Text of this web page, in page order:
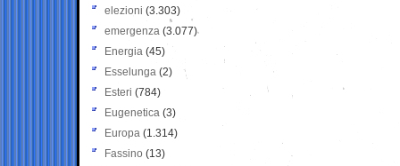
elezioni (3.303)
emergenza (3.077)
Energia (45)
Esselunga (2)
Esteri (784)
Eugenetica (3)
Europa (1.314)
Fassino (13)